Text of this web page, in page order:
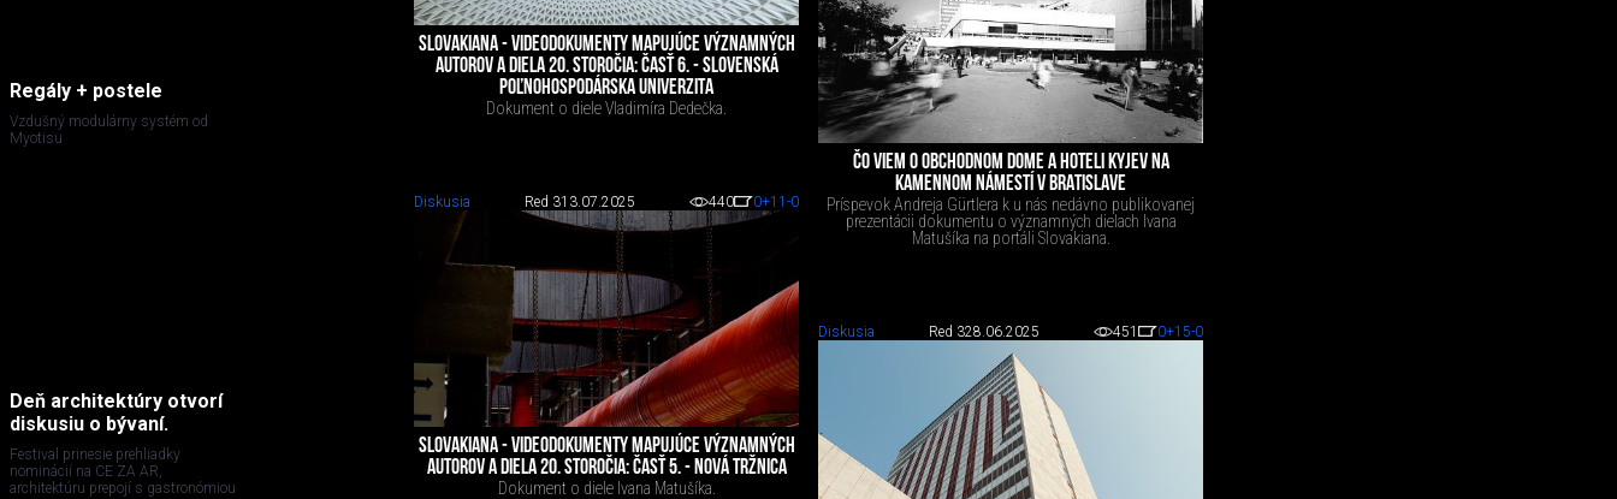
Regály + postele
Vzdušný modulárny systém od
Myotisu
Deň architektúry otvorí
diskusiu o bývaní.
Festival prinesie prehliadky
nominácií na CE ZA AR,
architektúru prepojí s gastronómiou
SLOVAKIANA - VIDEODOKUMENTY MAPUJÚCE VÝZNAMNÝCH
AUTOROV A DIELA 20. STOROČIA: ČASŤ 6. - SLOVENSKÁ
POĽNOHOSPODÁRSKA UNIVERZITA
Dokument o diele Vladimíra Dedečka.
ČO VIEM O OBCHODNOM DOME A HOTELI KYJEV NA
KAMENNOM NÁMESTÍ V BRATISLAVE
Príspevok Andreja Gürtlera k u nás nedávno publikovanej
prezentácii dokumentu o významných dielach Ivana
Matušíka na portáli Slovakiana.
Diskusia Red 313.07.2025 440 0+11 -0
SLOVAKIANA - VIDEODOKUMENTY MAPUJÚCE VÝZNAMNÝCH
AUTOROV A DIELA 20. STOROČIA: ČASŤ 5. - NOVÁ TRŽNICA
Dokument o diele Ivana Matušíka.
Diskusia Red 328.06.2025 451 0+15-0